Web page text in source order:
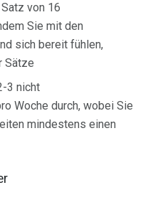
von 16
Sie mit den
sich bereit fühlen,
Sätze
3 nicht
Woche durch, wobei Sie
mindestens einen